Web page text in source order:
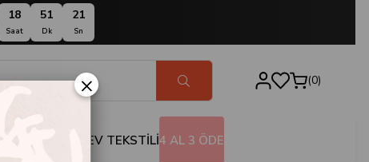
18
Saat
51
Dk
20
Sn
0
EV TEKSTİLİ4 AL 3 ÖDE
×